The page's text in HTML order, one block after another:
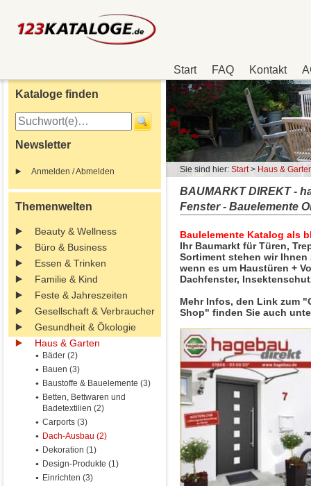
Start FAQ Kontakt
Kataloge finden
Newsletter
Anmelden / Abmelden
Themenwelten
Beauty & Wellness
Büro & Business
Essen & Trinken
Familie & Kind
Feste & Jahreszeiten
Gesellschaft & Verbraucher
Gesundheit & Ökologie
Haus & Garten
Bäder (2)
Bauen (3)
Baustoffe & Bauelemente (3)
Betten, Bettwaren und
Badetextilien (2)
Carports (3)
Dach-Ausbau (2)
Dekoration (1)
Design-Produkte (1)
Einrichten (3)
Sie sind hier: Start> Haus &
BAUMARKT DIREKT -
Fenster - Bauelemente
Baulelemente Katalog als
Ihr Baumarkt für Türen,
Sortiment stehen wir
wenn es um Haustüren +
Dachfenster,
Mehr Infos, den Link zum
Shop" finden Sie auch